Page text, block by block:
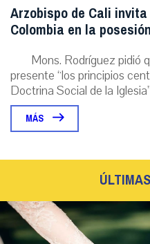
Arzobispo de Cali
Colombia en la
Mons. Rodríguez pidió
presente “los principios
Doctrina Social de la
MÁS